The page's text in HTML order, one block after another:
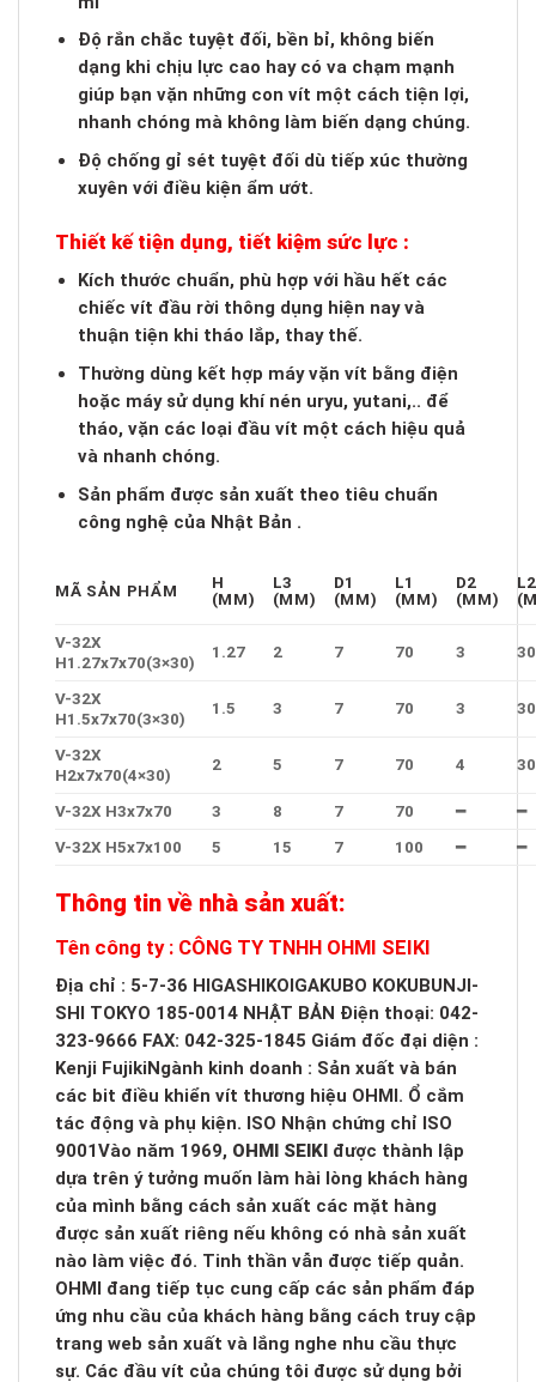
Độ rắn chắc tuyệt đối, bền bỉ, không biến
dạng khi chịu lực cao hay có va chạm mạnh
giúp bạn vặn những con vít một cách tiện lợi,
nhanh chóng mà không làm biến dạng chúng.
Độ chống gỉ sét tuyệt đối dù tiếp xúc thường
xuyên với điều kiện ẩm ướt.
Thiết kế tiện dụng, tiết kiệm sức lực :
Kích thước chuẩn, phù hợp với hầu hết các
chiếc vít đầu rời thông dụng hiện nay và
thuận tiện khi tháo lắp, thay thế.
Thường dùng kết hợp máy vặn vít bằng điện
hoặc máy sử dụng khí nén uryu, yutani,.. để
tháo, vặn các loại đầu vít một cách hiệu quả
và nhanh chóng.
Sản phẩm được sản xuất theo tiêu chuẩn
công nghệ của Nhật Bản .
MÃ SẢN PHẨM
H
(MM)
L3
(MM)
D1
(MM)
L1
(MM)
D2
(MM)
V-32X
H1.27x7x70(3×30)
1.27 2 7 70 3 30
V-32X
H1.5x7x70(3×30)
1.5 3 7 70 3 30
V-32X
H2x7x70(4×30)
2 5 7 70 4 30
V-32X H3x7x70 3 8 7 70 ━
━
V-32X H5x7x100
5 15 7 100 ━ ━
Thông tin về nhà sản xuất:
Tên công ty : CÔNG TY TNHH OHMI SEIKI
Địa chỉ : 5-7-36 HIGASHIKOIGAKUBO KOKUBUNJI-
SHI TOKYO 185-0014 NHẬT BẢN Điện thoại: 042-
323-9666 FAX: 042-325-1845 Giám đốc đại diện :
Kenji FujikiNgành kinh doanh : Sản xuất và bán
các bit điều khiển vít thương hiệu OHMI. Ổ cắm
tác động và phụ kiện. ISO Nhận chứng chỉ ISO
9001Vào năm 1969, OHMI SEIKI được thành lập
dựa trên ý tưởng muốn làm hài lòng khách hàng
của mình bằng cách sản xuất các mặt hàng
được sản xuất riêng nếu không có nhà sản xuất
nào làm việc đó. Tinh thần vẫn được tiếp quản.
OHMI đang tiếp tục cung cấp các sản phẩm đáp
ứng nhu cầu của khách hàng bằng cách truy cập
trang web sản xuất và lắng nghe nhu cầu thực
sự. Các đầu vít của chúng tôi được sử dụng bởi